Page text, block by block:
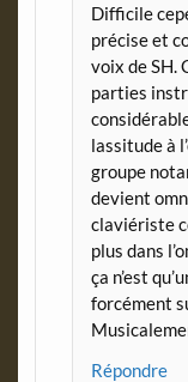
Difficile
précise et
voix de SH.
parties
lassitude à
groupe
devient
claviériste
plus dans
ça n’est
forcément
Répondre